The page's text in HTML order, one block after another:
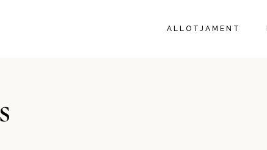
ALLOTJAMENT